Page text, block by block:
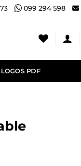
099 294 598
PDF